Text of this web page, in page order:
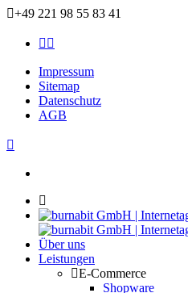
+49 221 98 55 83 41
Impressum
Sitemap
Datenschutz
AGB
Über uns
Leistungen
E-Commerce
Shopware